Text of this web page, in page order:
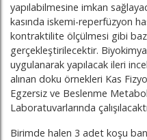
yapılabilmesine imkan
kasında iskemi-reperfüzyon
kontraktilite ölçülmesi gibi
gerçekleştirilecektir.
uygulanarak yapılacak ileri
alınan doku örnekleri Kas
Egzersiz ve Beslenme
Laboratuvarlarında
Birimde halen 3 adet koşu